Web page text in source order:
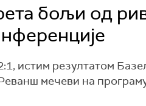
бољи од
истим резултатом
мечеви на